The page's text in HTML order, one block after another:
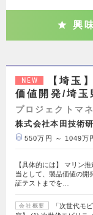
興
NEW
【埼玉
価値開発/埼玉
プロジェクトマ
株式会社本田技術
550万円 ～ 1049万
【具体的には】 マリン
当として、製品価値の開
証テストまでを…
会社概要
「次世代モ